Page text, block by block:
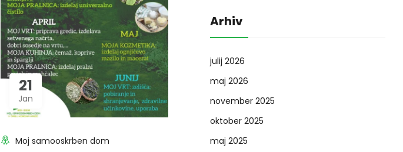
21
Jan
Moj samooskrben dom
Arhiv
julij 2026
maj 2026
november 2025
oktober 2025
maj 2025